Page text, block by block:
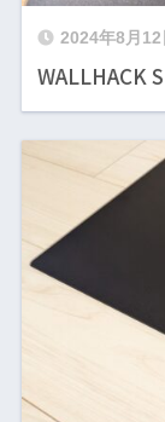
2024年8月12
WALLHACK